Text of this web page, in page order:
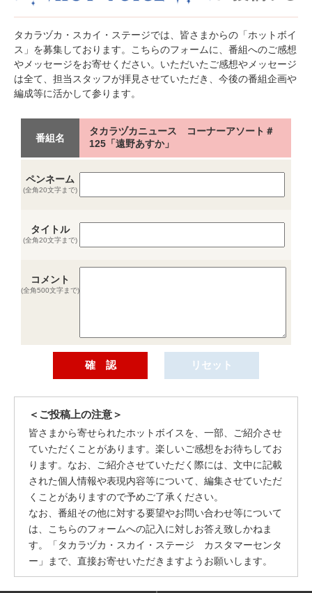
タカラヅカ・スカイ・ステージでは、皆さまからの「ホットボイ
ス」を募集しております。こちらのフォームに、番組へのご感想
やメッセージをお寄せください。いただいたご感想やメッセージ
は全て、担当スタッフが拝見させていただき、今後の番組企画や
編成等に活かして参ります。
番組名
タカラヅカニュース コーナーアソート＃
125「遠野あすか」
ペンネーム
(全角20文字まで)
タイトル
(全角20文字まで)
コメント
(全角500文字まで)
＜ご投稿上の注意＞
皆さまから寄せられたホットボイスを、一部、ご紹介させ
ていただくことがあります。楽しいご感想をお待ちしてお
ります。なお、ご紹介させていただく際には、文中に記載
された個人情報や表現内容等について、編集させていただ
くことがありますので予めご了承ください。
なお、番組その他に対する要望やお問い合わせ等について
は、こちらのフォームへの記入に対しお答え致しかねま
す。「タカラヅカ・スカイ・ステージ カスタマーセンタ
ー」まで、直接お寄せいただきますようお願いします。